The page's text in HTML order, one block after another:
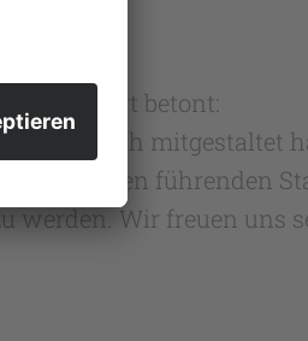
Schubert betont:
mitgestaltet
zu den führenden
werden. Wir freuen uns